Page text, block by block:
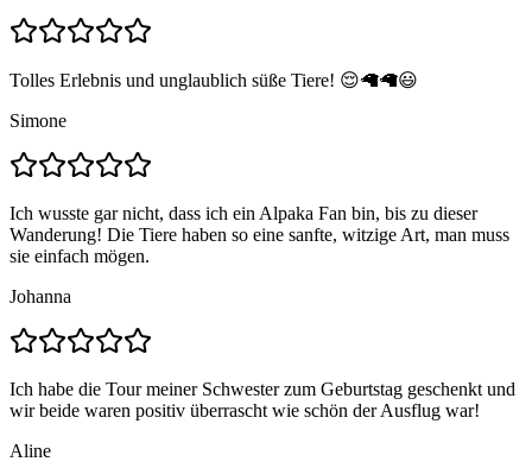
Tolles Erlebnis und unglaublich süße Tiere! 😌🦙🦙😃
Simone
Ich wusste gar nicht, dass ich ein Alpaka Fan bin, bis zu dieser
Wanderung! Die Tiere haben so eine sanfte, witzige Art, man muss
sie einfach mögen.
Johanna
Ich habe die Tour meiner Schwester zum Geburtstag geschenkt und
wir beide waren positiv überrascht wie schön der Ausflug war!
Aline